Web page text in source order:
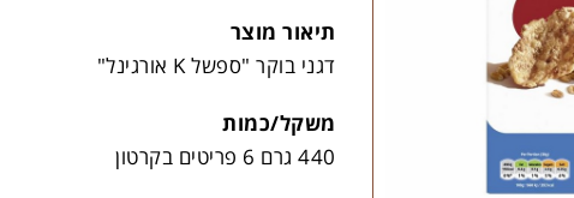
תיאור מוצר
דגני בוקר "ספשל K אורגינל"
משקל/כמות
440 גרם 6 פריטים בקרטון